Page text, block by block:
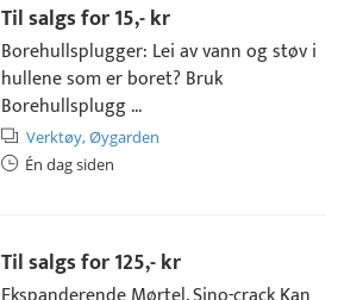
Til salgs for15,- kr
Borehullsplugger: Lei av vann og støv i
hullene som er boret? Bruk
Borehullsplugg ...
Verktøy,Øygarden
Én dag siden
Til salgs for125,- kr